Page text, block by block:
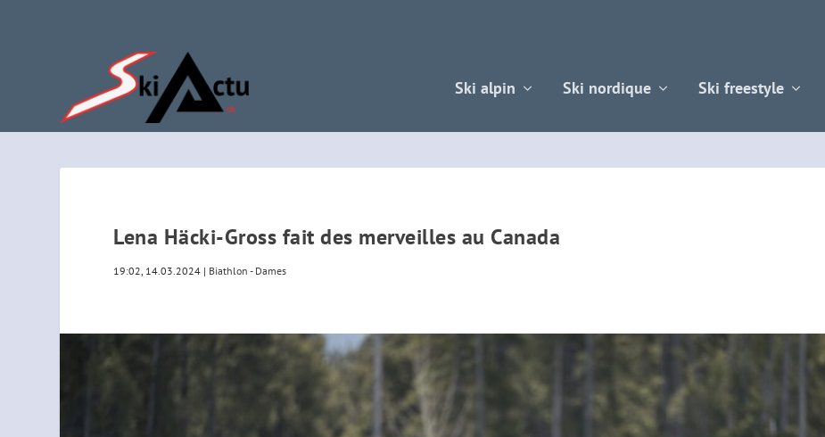
Ski alpin Ski nordique Ski freestyle
Lena Häcki-Gross fait des merveilles au Canada
19:02, 14.03.2024 | Biathlon - Dames